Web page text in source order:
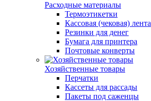
Расходные материалы
Термоэтикетки
Кассовая (чековая) лента
Резинки для денег
Бумага для принтера
Почтовые конверты
Хозяйственные товары
Перчатки
Кассеты для рассады
Пакеты под саженцы